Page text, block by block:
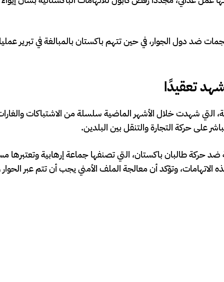
ضد دول الجوار، في حين تتهم باكستان بالمبالغة في تبرير
تعقيدًا
التي شهدت خلال الأشهر الماضية سلسلة من الاشتباكات
على حركة التجارة والتنقل بين البلدين.
ضد حركة طالبان باكستان، التي تصنفها جماعة إرهابية وتعتبرها
وتؤكد أن معالجة الملف الأمني يجب أن تتم عبر